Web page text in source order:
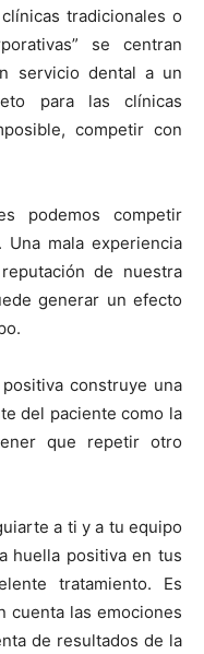
tradicionales o
se centran
servicio dental a un
para las clínicas
competir con
podemos competir
Una mala experiencia
de nuestra
generar un efecto
construye una
del paciente como la
que repetir otro
a ti y a tu equipo
huella positiva en tus
tratamiento. Es
cuenta las emociones
de resultados de la